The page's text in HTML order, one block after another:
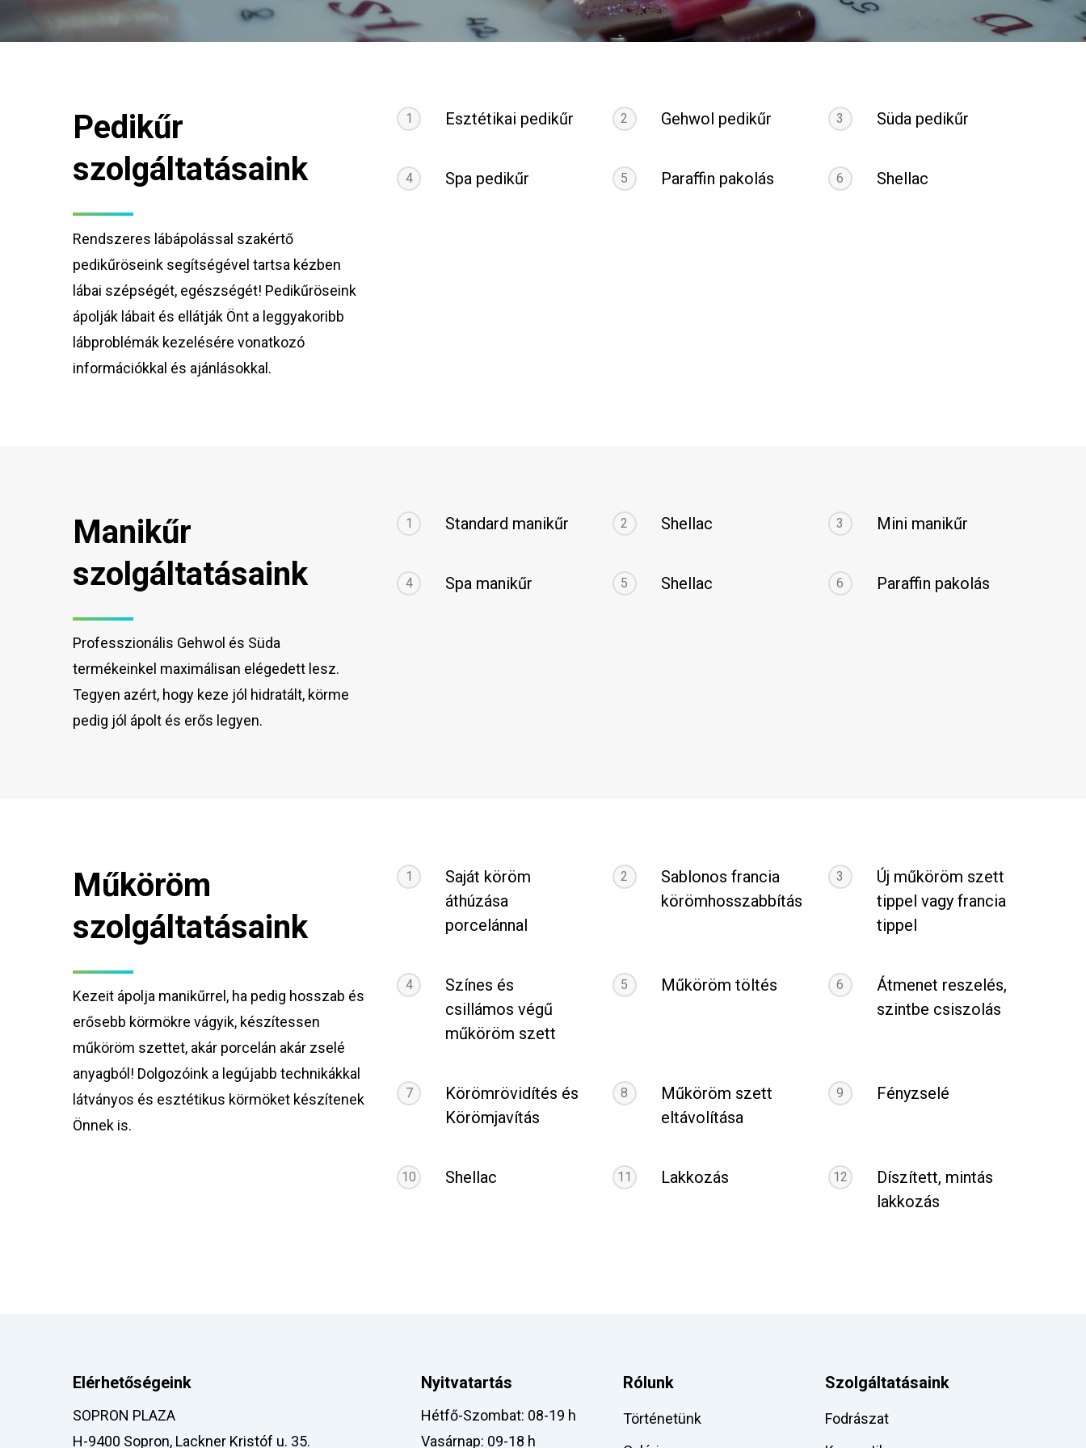
Pedikűr
szolgáltatásaink
Rendszeres lábápolással szakértő
pedikűröseink segítségével tartsa kézben
lábai szépségét, egészségét! Pedikűröseink
ápolják lábait és ellátják Önt a leggyakoribb
lábproblémák kezelésére vonatkozó
információkkal és ajánlásokkal.
1 Esztétikai pedikűr 2 Gehwol pedikűr 3 Süda pedikűr
4 Spa pedikűr 5 Paraffin pakolás 6 Shellac
Manikűr
szolgáltatásaink
Professzionális Gehwol és Süda
termékeinkel maximálisan elégedett lesz.
Tegyen azért, hogy keze jól hidratált, körme
pedig jól ápolt és erős legyen.
1 Standard manikűr 2 Shellac 3 Mini manikűr
4 Spa manikűr 5 Shellac 6 Paraffin pakolás
Műköröm
szolgáltatásaink
Kezeit ápolja manikűrrel, ha pedig hosszab és
erősebb körmökre vágyik, készítessen
műköröm szettet, akár porcelán akár zselé
anyagból! Dolgozóink a legújabb technikákkal
látványos és esztétikus körmöket készítenek
Önnek is.
1
Saját köröm
áthúzása
porcelánnal
2
Sablonos francia
körömhosszabbítás
3
Új műköröm szett
tippel vagy francia
tippel
4
Színes és
csillámos végű
műköröm szett
5 Műköröm töltés 6
Átmenet reszelés,
szintbe csiszolás
7
Körömrövidítés és
Körömjavítás
8
Műköröm szett
eltávolítása
9 Fényzselé
10 Shellac 11 Lakkozás 12
Díszített, mintás
lakkozás
Elérhetőségeink
SOPRON PLAZA
H-9400 Sopron, Lackner Kristóf u. 35.
Nyitvatartás
Hétfő-Szombat: 08-19 h
Vasárnap: 09-18 h
Rólunk
Történetünk
Szolgáltatásaink
Fodrászat